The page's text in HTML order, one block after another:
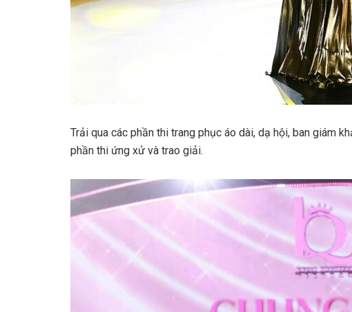
Trải qua các phần thi trang phục áo dài, dạ hội, ban giám
phần thi ứng xử và trao giải.